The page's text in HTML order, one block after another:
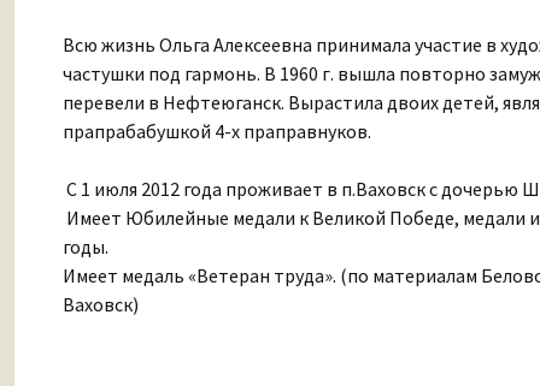
Всю жизнь Ольга Алексеевна принимала участие в
частушки под гармонь. В 1960 г. вышла повторно
перевели в Нефтеюганск. Вырастила двоих детей,
прапрабабушкой 4-х праправнуков.
С 1 июля 2012 года проживает в п.Ваховск с дочерью
Имеет Юбилейные медали к Великой Победе, медали
годы.
Имеет медаль «Ветеран труда». (по материалам
Ваховск)